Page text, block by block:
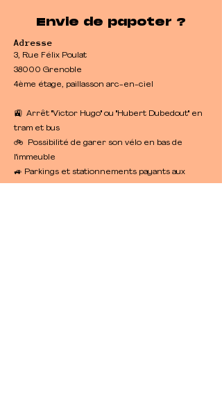
Envie de papoter ?
Adresse
3, Rue Félix Poulat
38000 Grenoble
4ème étage, paillasson arc-en-ciel
🚉 Arrêt "Victor Hugo" ou "Hubert Dubedout" en
tram et bus
🚲 Possibilité de garer son vélo en bas de
l'immeuble
​🚙 Parkings et stationnements payants aux